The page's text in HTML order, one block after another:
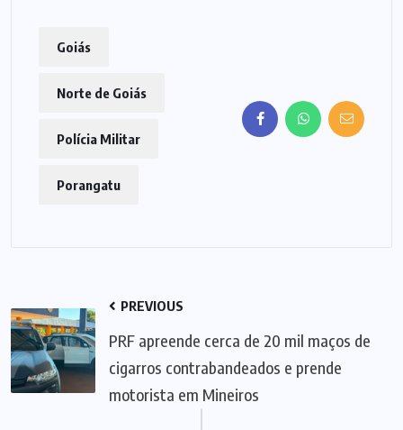
Goiás
Norte de Goiás
Polícia Militar
Porangatu
PREVIOUS
PRF apreende cerca de 20 mil maços de
cigarros contrabandeados e prende
motorista em Mineiros